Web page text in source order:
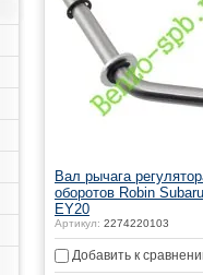
Вал рычага
оборотов Robin
EY20
Артикул: 2274220103
Добавить к